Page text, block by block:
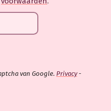
van Google. Privacy-